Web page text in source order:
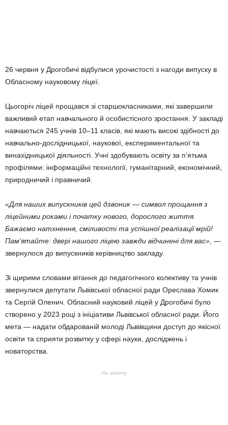
26 червня у Дрогобичі відбулися урочистості з нагоди випуску в
Обласному науковому ліцеї.
Цьогоріч ліцей прощався зі старшокласниками, які завершили
важливий етап навчального й особистісного зростання. У закладі
навчаються 245 учнів 10–11 класів, які мають високі здібності до
навчально-дослідницької, наукової, експериментальної та
винахідницької діяльності. Учні здобувають освіту за п’ятьма
профілями: інформаційні технології, гуманітарний, економічний,
природничий і правничий.
«Для наших випускників цей дзвоник — символ прощання з
ліцейними роками і початку нового, дорослого життя.
Бажаємо натхнення, сміливості та успішної реалізації мрій!
Пам’ятайте: двері нашого ліцею завжди відчинені для вас», —
звернулося до випускників керівництво закладу.
Зі щирими словами вітання до педагогічного колективу та учнів
звернулися депутати Львівської обласної ради Ореслава Хомик
та Сергій Оленич. Обласний науковий ліцей у Дрогобичі було
створено у 2023 році з ініціативи Львівської обласної ради. Його
мета — надати обдарованій молоді Львівщини доступ до якісної
освіти та сприяти розвитку у сфері науки, досліджень і
новаторства.
На замітку